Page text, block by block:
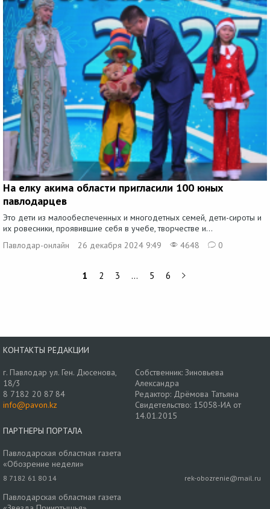
На елку акима области пригласили 100 юных
павлодарцев
Это дети из малообеспеченных и многодетных семей, дети-сироты и
их ровесники, проявившие себя в учебе, творчестве и...
Павлодар-онлайн
26 декабря 2024 9:49 4648 0
1 2 3 … 5 6
КОНТАКТЫ РЕДАКЦИИ
г. Павлодар ул. Ген. Дюсенова,
18/3
8 7182 20 87 84
info@pavon.kz
Собственник: Зиновьева
Александра
Редактор: Дрёмова Татьяна
Свидетельство: 15058-ИА от
14.01.2015
ПАРТНЕРЫ ПОРТАЛА
Павлодарская областная газета
«Обозрение недели»
8 7182 61 80 14 rek-obozrenie@mail.ru
Павлодарская областная газета